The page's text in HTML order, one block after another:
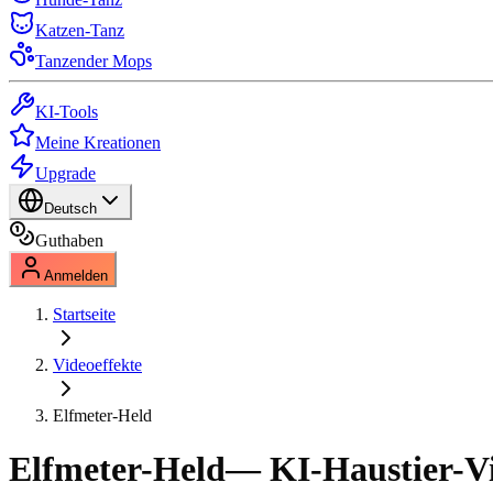
Katzen-Tanz
Tanzender Mops
KI-Tools
Meine Kreationen
Upgrade
Deutsch
Guthaben
Anmelden
Startseite
Videoeffekte
Elfmeter-Held
Elfmeter-Held— KI-Haustier-